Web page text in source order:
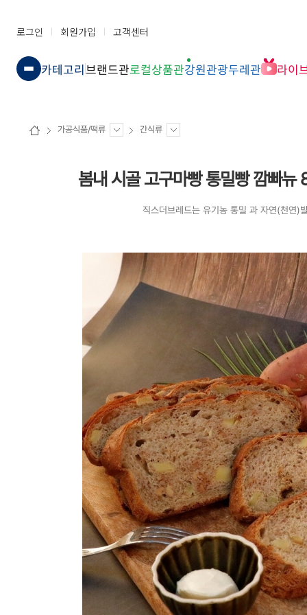
로그인 회원가입 고객센터
카테고리브랜드관로컬상품관강원관광두레관 라이
가공식품/떡류 간식류
봄내 시골 고구마빵 통밀빵 깜빠
직스더브레드는 유기농 통밀 과 자연(천연